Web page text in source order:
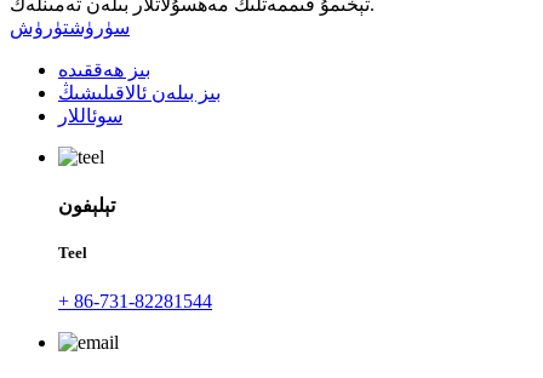
تېخىمۇ قىممەتلىك مەھسۇلاتلار بىلەن تەمىنلەڭ.
سۈرۈشتۈرۈش
بىز ھەققىدە
بىز بىلەن ئالاقىلىشىڭ
سوئاللار
تېلېفون
Teel
+ 86-731-82281544